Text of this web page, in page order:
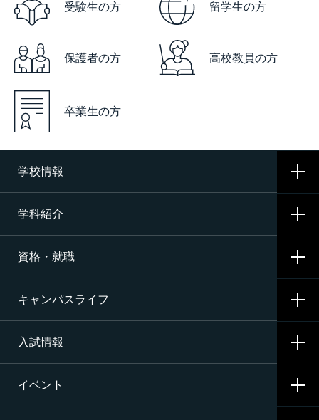
受験生の方 留学生の方
保護者の方 高校教員の方
卒業生の方
学校情報
学校概要
沿革
施設・設備
学科紹介
CNAの3つの学科
航空整備科
エアライン（ANA・JAL）整備士養成コース
資格・就職
資格サポート・めざす資格
就職サポート・内定先
就職活動
キャンパスライフ
学校生活
寮生活
入試情報
入試要項・出願・会場
イベント